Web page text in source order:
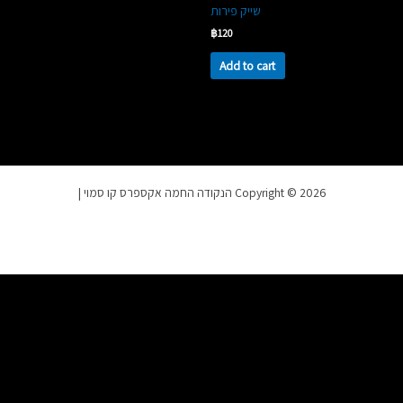
שייק פירות
฿120
Add to cart
Copyright © 2026 הנקודה החמה אקספרס קו סמוי |